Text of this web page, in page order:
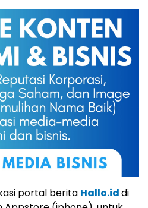
portal berita Hallo.iddi